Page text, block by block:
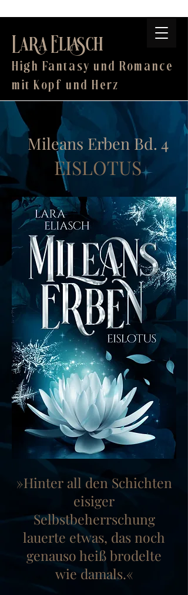
Lara Eliasch
High Fantasy und Romance
mit Kopf und Herz
Mileans Erben Bd. 4
EISLOTUS
Mileans Erben Bd. 4
EISLOTUS
»Hinter all den Schichten
eisiger
Selbstbeherrschung
lauerte etwas, das noch
genauso heiß brodelte
wie damals.«